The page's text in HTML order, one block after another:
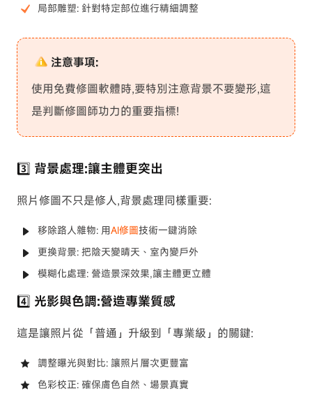
局部雕塑: 針對特定部位進行精細調整
注意事項:
使用免費修圖軟體時,要特別注意背景不要變形,這
是判斷修圖師功力的重要指標!
3️⃣ 背景處理:讓主體更突出
照片修圖不只是修人,背景處理同樣重要:
移除路人雜物: 用AI修圖技術一鍵消除
更換背景: 把陰天變晴天、室內變戶外
模糊化處理: 營造景深效果,讓主體更立體
4️⃣ 光影與色調:營造專業質感
這是讓照片從「普通」升級到「專業級」的關鍵:
調整曝光與對比: 讓照片層次更豐富
色彩校正: 確保膚色自然、場景真實